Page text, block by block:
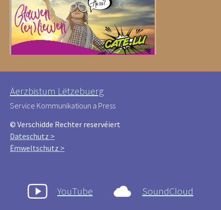
Äerzbistum Lëtzebuerg
Service Kommunikatioun a Press
© Verschidde Rechter reservéiert
Dateschutz >
Ëmweltschutz >
YouTube SoundCloud